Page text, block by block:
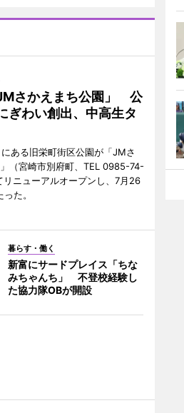
さかえまち公園」 公
ぎわい創出、中高生タ
ある旧栄町街区公園が「JMさ
（宮崎市別府町、TEL 0985-74-
ニューアルオープンし、7月26
た。
暮らす・働く
新富にサードプレイス「ちな
みちゃんち」 不登校経験し
た協力隊OBが開設